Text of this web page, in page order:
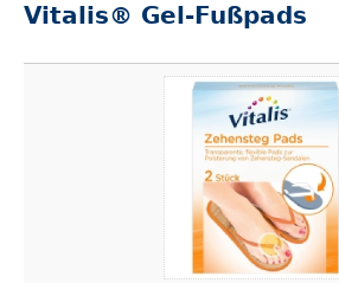
Vitalis® Gel-Fußpads